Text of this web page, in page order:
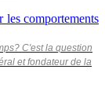
comportements
C'est la question
et fondateur de la